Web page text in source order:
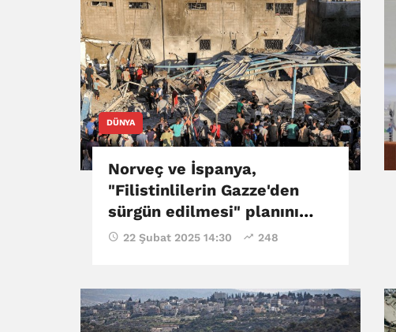
DÜNYA
Norveç ve İspanya,
"Filistinlilerin Gazze'den
sürgün edilmesi" planını
reddediyor
22 Şubat 2025 14:30 248